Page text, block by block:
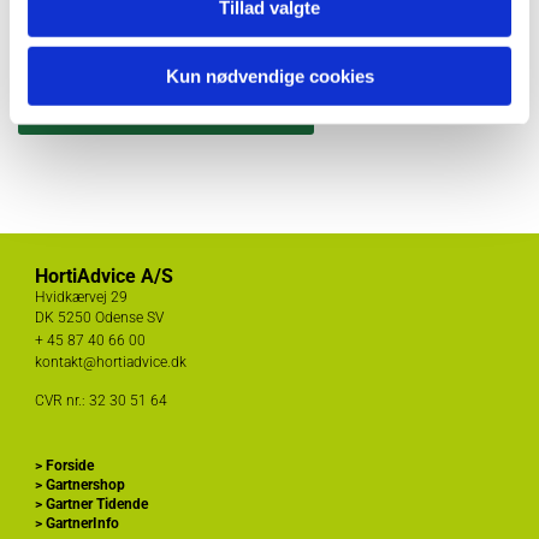
Tillad valgte
Kun nødvendige cookies
Kontakt information klik her
HortiAdvice A/S
Hvidkærvej 29
DK 5250 Odense SV
+ 45 87 40 66 00
kontakt@hortiadvice.dk
CVR nr.: 32 30 51 64
> Forside
> Gartnershop
> Gartner Tidende
> GartnerInfo